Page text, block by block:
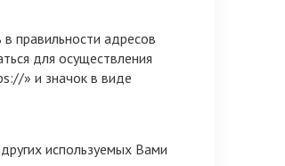
правильности адресов
для осуществления
» и значок в виде
используемых Вами